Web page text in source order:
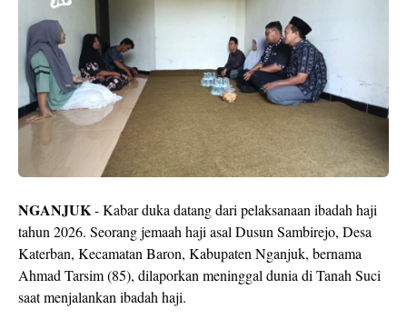
NGANJUK- Kabar duka datang dari pelaksanaan ibadah haji
tahun 2026. Seorang jemaah haji asal Dusun Sambirejo, Desa
Katerban, Kecamatan Baron, Kabupaten Nganjuk, bernama
Ahmad Tarsim (85), dilaporkan meninggal dunia di Tanah Suci
saat menjalankan ibadah haji.